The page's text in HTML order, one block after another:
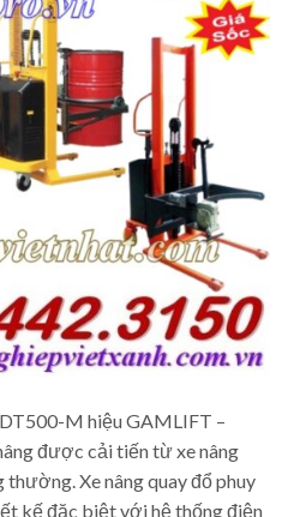
M hiệu GAMLIFT –
được cải tiến từ xe nâng
Xe nâng quay đổ phuy
kế đặc biệt với hệ thống điện